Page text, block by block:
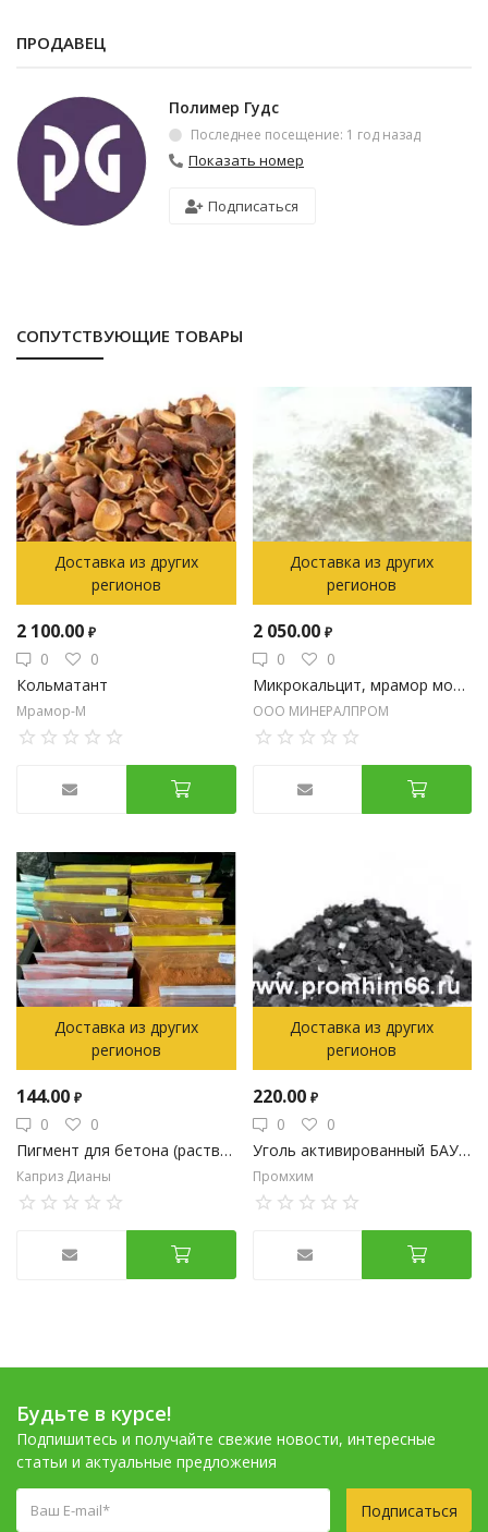
ПРОДАВЕЦ
Полимер Гудс
Последнее посещение: 1 год назад
Показать номер
Подписаться
СОПУТСТВУЮЩИЕ ТОВАРЫ
Доставка из других
регионов
2 100.00 ₽
0
0
Кольматант
Мрамор-М
Доставка из других
регионов
2 050.00 ₽
0
0
Микрокальцит, мрамор молотый
ООО МИНЕРАЛПРОМ
Доставка из других
регионов
144.00 ₽
0
0
Пигмент для бетона (раствора, гипса).
Каприз Дианы
Доставка из других
регионов
220.00 ₽
0
0
Уголь активированный БАУ-А
Промхим
Будьте в курсе!
Подпишитесь и получайте свежие новости, интересные
статьи и актуальные предложения
Подписаться